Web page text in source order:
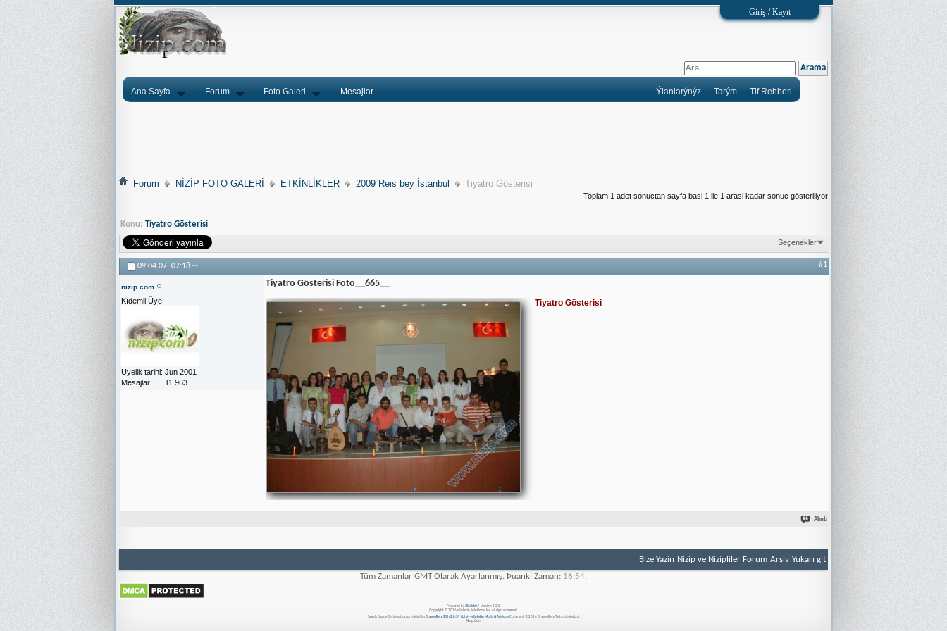
Giriş / Kayıt
Ana Sayfa Forum Foto Galeri Mesajlar Tlf.Rehberi
Tarým
Ýlanlarýnýz
Forum NİZİP FOTO GALERİ ETKİNLİKLER 2009 Reis bey İstanbul Tiyatro Gösterisi
Toplam 1 adet sonuctan sayfa basi 1 ile 1 arasi kadar sonuc gösteriliyor
Konu: Tiyatro Gösterisi
Seçenekler
09.04.07, 07:18 -- #1
nizip.com
Kıdemli Üye
Üyelik tarihi Jun 2001
Mesajlar
11.963
Tiyatro Gösterisi Foto__665__
Tiyatro Gösterisi
Alıntı
Bize Yazin Nizip ve Nizipliler Forum Arşiv Yukarı git
Tüm Zamanlar GMT Olarak Ayarlanmış. Þuanki Zaman: 16:54.
Powered by vBulletin® Version 4.2.5
Copyright © 2026 vBulletin Solutions, Inc. All rights reserved.
Search Engine Optimisation provided by DragonByte SEO v2.0.39 (Lite)- vBulletin Mods & AddonsCopyright © 2026 DragonByte Technologies Ltd.
Nizip.Com